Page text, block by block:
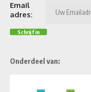
Email
adres:
Onderdeel van: